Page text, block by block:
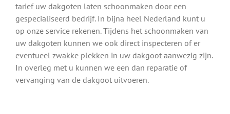
tarief uw dakgoten laten schoonmaken door een
gespecialiseerd bedrijf. In bijna heel Nederland kunt u
op onze service rekenen. Tijdens het schoonmaken van
uw dakgoten kunnen we ook direct inspecteren of er
eventueel zwakke plekken in uw dakgoot aanwezig zijn.
In overleg met u kunnen we een dan reparatie of
vervanging van de dakgoot uitvoeren.